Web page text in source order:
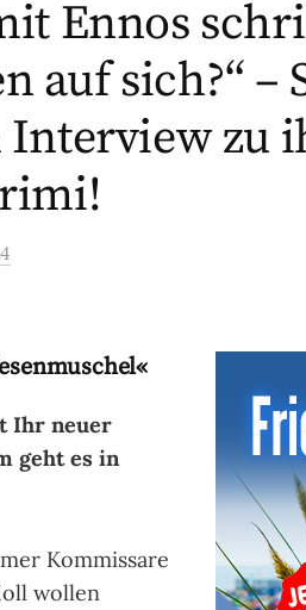
Ennos
auf sich?“ –
zu
Ihr neuer
geht es in
Kommissare
wollen